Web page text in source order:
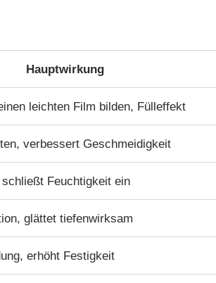
Hauptwirkung
leichten Film bilden, Fülleffekt
verbessert Geschmeidigkeit
Feuchtigkeit ein
glättet tiefenwirksam
erhöht Festigkeit